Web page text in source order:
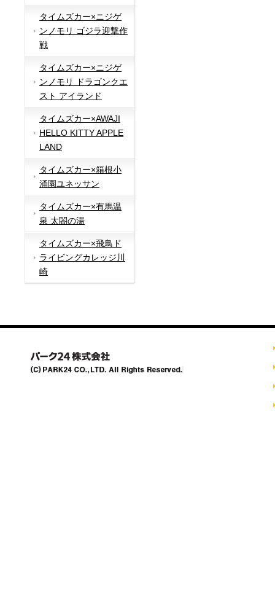
タイムズカー×ニジゲ
ンノモリ ゴジラ迎撃作
戦
タイムズカー×ニジゲ
ンノモリ ドラゴンクエ
スト アイランド
タイムズカー×AWAJI
HELLO KITTY APPLE
LAND
タイムズカー×箱根小
涌園ユネッサン
タイムズカー×有馬温
泉 太閤の湯
タイムズカー×飛鳥ド
ライビングカレッジ川
崎